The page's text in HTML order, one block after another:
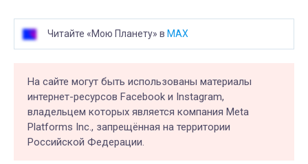
Читайте «Мою Планету» в MAX
На сайте могут быть использованы материалы
интернет-ресурсов Facebook и Instagram,
владельцем которых является компания Meta
Platforms Inc., запрещённая на территории
Российской Федерации.